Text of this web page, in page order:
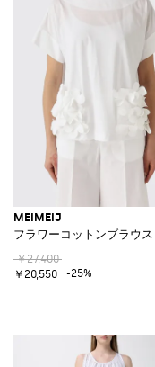
MEIMEIJ
フラワーコットンブラウス
￥27,400
￥20,550
-25%